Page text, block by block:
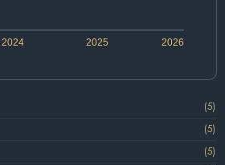
2024 2026
2025
(5)
(5)
(5)